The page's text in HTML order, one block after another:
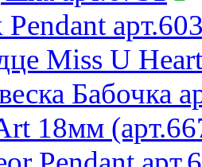
Miss U
Бабочка
18мм